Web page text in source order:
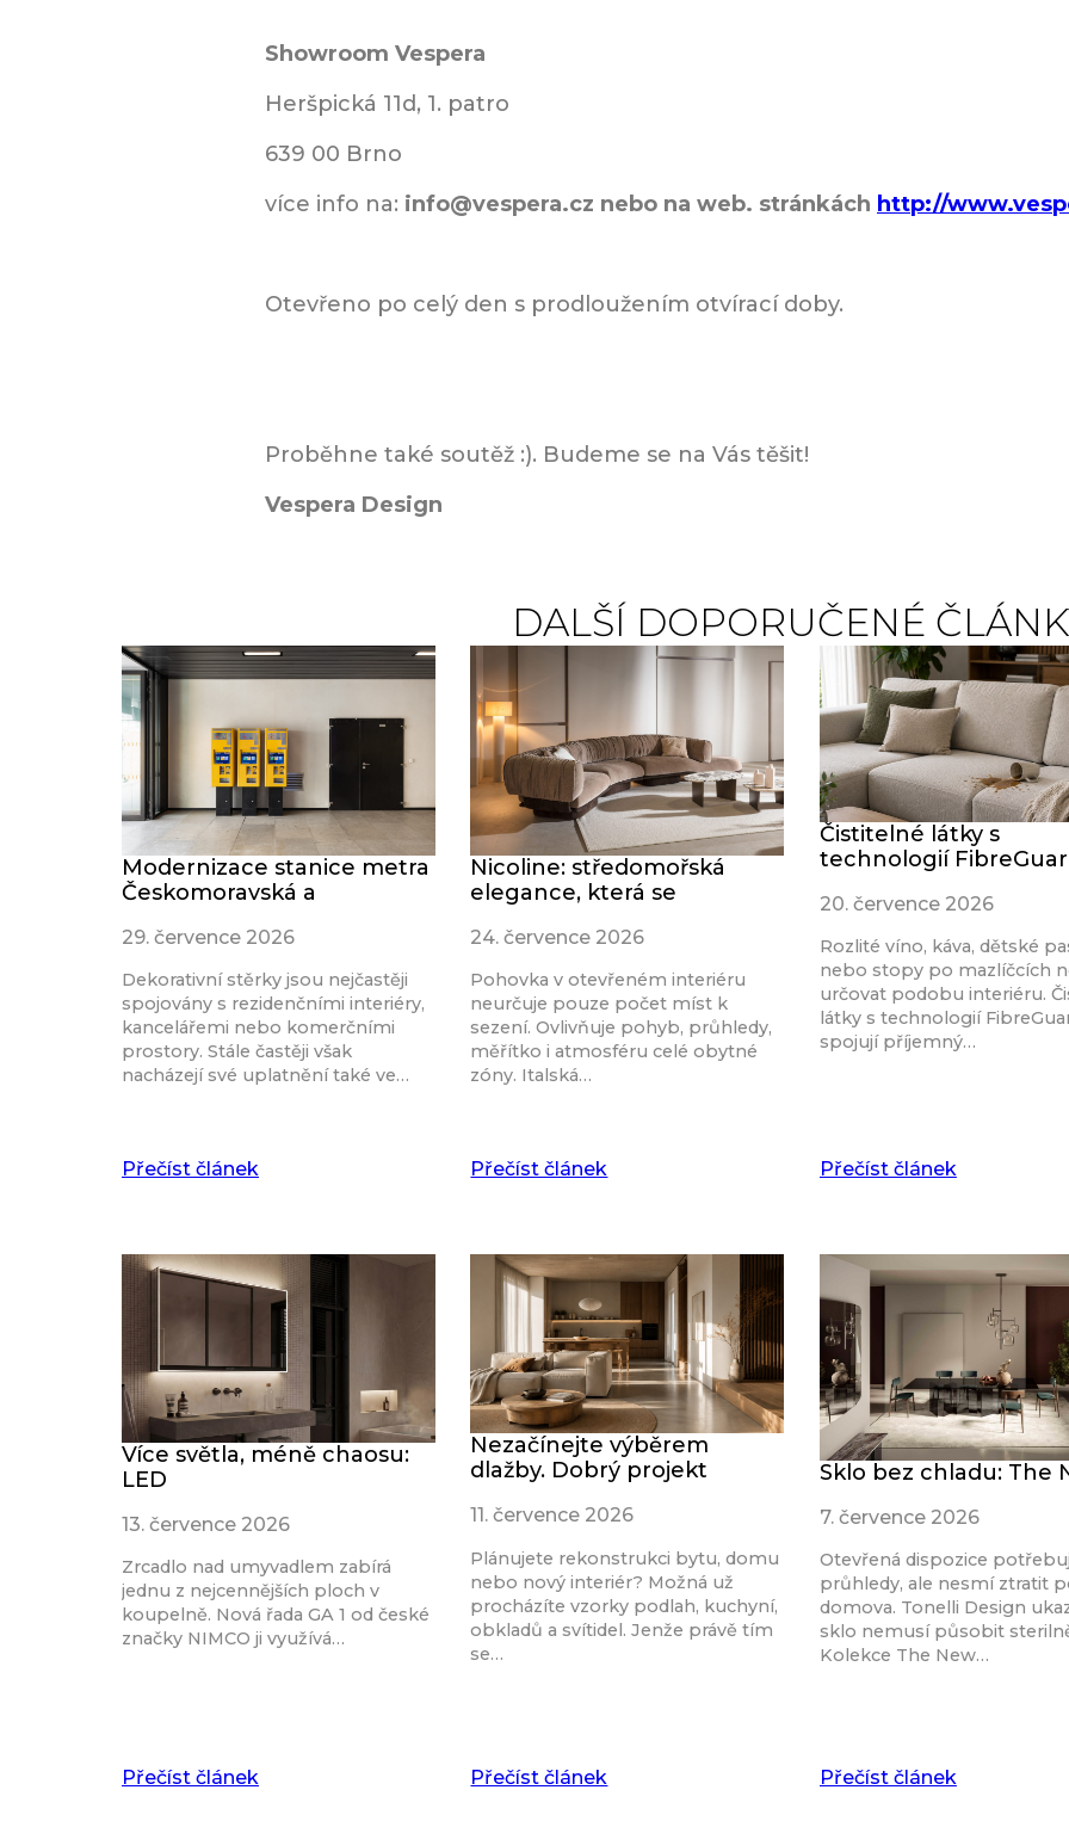
Showroom Vespera
Heršpická 11d, 1. patro
639 00 Brno
více info na: info@vespera.cz nebo na web. stránkách http://
Otevřeno po celý den s prodloužením otvírací doby.
Proběhne také soutěž :). Budeme se na Vás těšit!
Vespera Design
DALŠÍ DOPORUČENÉ
Modernizace stanice metra
Českomoravská a
29. července 2026
Dekorativní stěrky jsou nejčastěji
spojovány s rezidenčními interiéry,
kancelářemi nebo komerčními
prostory. Stále častěji však
nacházejí své uplatnění také ve…
Přečíst článek
Nicoline: středomořská
elegance, která se
24. července 2026
Pohovka v otevřeném interiéru
neurčuje pouze počet míst k
sezení. Ovlivňuje pohyb, průhledy,
měřítko i atmosféru celé obytné
zóny. Italská…
Přečíst článek
Čistitelné látky s
technologií
20. července 2026
Rozlité víno, káva, dětské
nebo stopy po mazlíčcích
určovat podobu interiéru.
látky s technologií
spojují příjemný…
Přečíst článek
Více světla, méně chaosu:
LED
13. července 2026
Zrcadlo nad umyvadlem zabírá
jednu z nejcennějších ploch v
koupelně. Nová řada GA 1 od české
značky NIMCO ji využívá…
Přečíst článek
Nezačínejte výběrem
dlažby. Dobrý projekt
11. července 2026
Plánujete rekonstrukci bytu, domu
nebo nový interiér? Možná už
procházíte vzorky podlah, kuchyní,
obkladů a svítidel. Jenže právě tím
se…
Přečíst článek
Sklo bez chladu: The
7. července 2026
Otevřená dispozice
průhledy, ale nesmí ztratit
domova. Tonelli Design
sklo nemusí působit
Kolekce The New…
Přečíst článek